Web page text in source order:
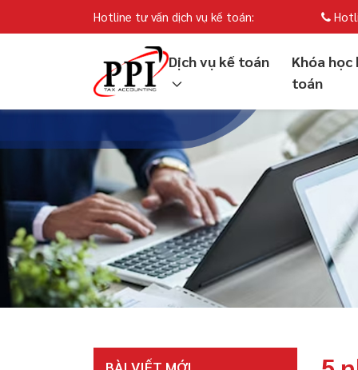
Hotline tư vấn dịch vụ kế toán:
Dịch vụ kế toán
Khóa học
toán